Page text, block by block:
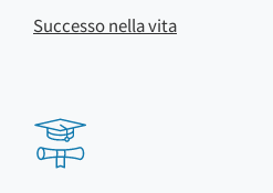
Successo nella vita